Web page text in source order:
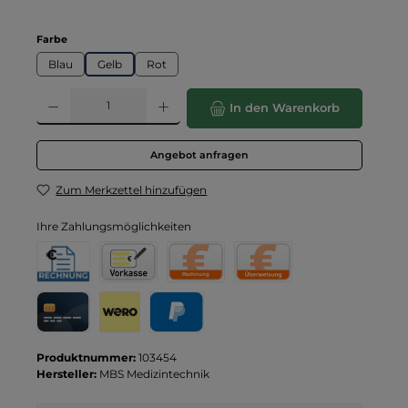
Farbeauswählen
Blau Gelb Rot
Produkt Anzahl: Gib den gewünschten Wert ein oder benutze die
In den Warenkorb
Angebot anfragen
Zum Merkzettel hinzufügen
Ihre Zahlungsmöglichkeiten
Produktnummer: 103454
Hersteller: MBS Medizintechnik